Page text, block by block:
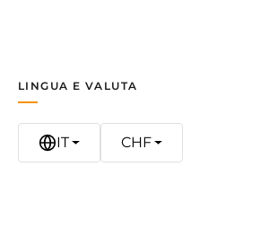
LINGUA E VALUTA
IT CHF